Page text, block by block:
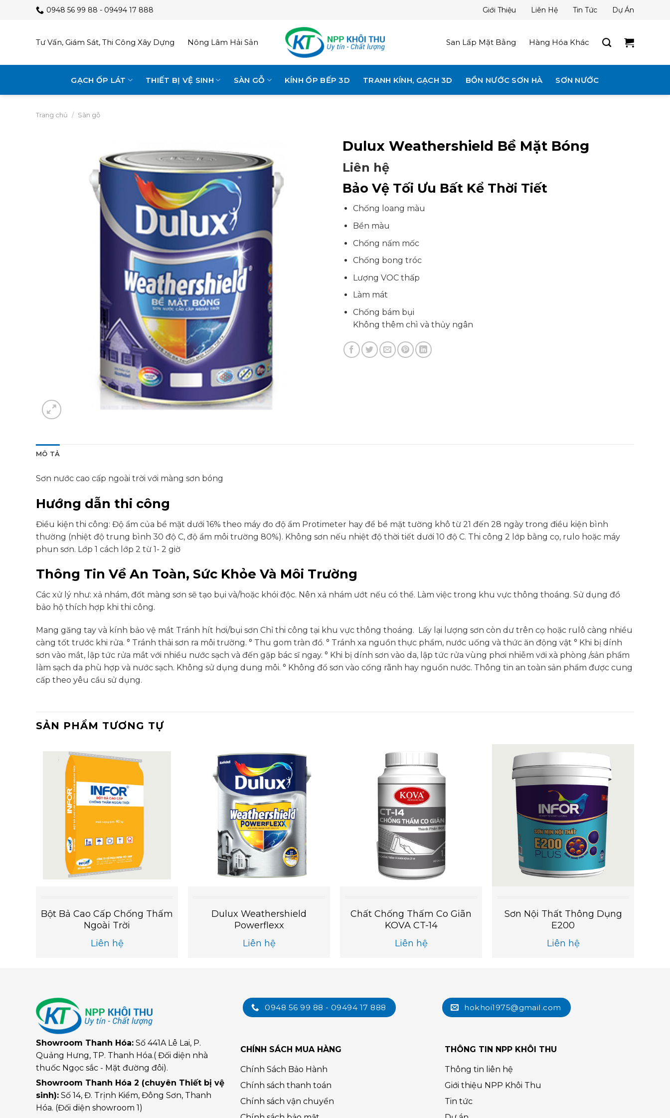
0948 56 99 88 - 09494 17 888 Giới Thiệu Liên Hệ Tin Tức Dự Án
Tư Vấn, Giám Sát, Thi Công Xây Dựng Nông Lâm Hải Sản San Lấp Mặt Bằng Hàng Hóa Khác
GẠCH ỐP LÁT THIẾT BỊ VỆ SINH SÀN GỖ KÍNH ỐP BẾP 3D TRANH KÍNH, GẠCH 3D BỒN NƯỚC SƠN HÀ SƠN NƯỚC
Trang chủ / Sàn gỗ
Dulux Weathershield Bề Mặt Bóng
Liên hệ
Bảo Vệ Tối Ưu Bất Kể Thời Tiết
Chống loang màu
Bền màu
Chống nấm mốc
Chống bong tróc
Lượng VOC thấp
Làm mát
Chống bám bụi
Không thêm chì và thủy ngân
MÔ TẢ
Sơn nước cao cấp ngoài trời với màng sơn bóng
Hướng dẫn thi công
Điều kiện thi công: Độ ẩm của bề mặt dưới 16% theo máy đo độ ẩm Protimeter hay để bề mặt tường khô từ 21 đến 28 ngày trong điều kiện bình
thường (nhiệt độ trung bình 30 độ C, độ ẩm môi trường 80%). Không sơn nếu nhiệt độ thời tiết dưới 10 độ C. Thi công 2 lớp bằng cọ, rulo hoặc máy
phun sơn. Lớp 1 cách lớp 2 từ 1- 2 giờ
Thông Tin Về An Toàn, Sức Khỏe Và Môi Trường
Các xử lý như: xả nhám, đốt màng sơn sẽ tạo bụi và/hoặc khói độc. Nên xả nhám ướt nếu có thể. Làm việc trong khu vực thông thoáng. Sử dụng đồ
bảo hộ thích hợp khi thi công.
Mang găng tay và kính bảo vệ mắt Tránh hít hơi/bụi sơn Chỉ thi công tại khu vực thông thoáng. Lấy lại lượng sơn còn dư trên cọ hoặc rulô càng nhiều
càng tốt trước khi rửa. ° Tránh thải sơn ra môi trường. ° Thu gom tràn đổ. ° Tránh xa nguồn thực phẩm, nước uống và thức ăn động vật ° Khi bị dính
sơn vào mắt, lập tức rửa mắt với nhiều nước sạch và đến gặp bác sĩ ngay. ° Khi bị dính sơn vào da, lập tức rửa vùng phơi nhiễm với xà phòng /sản phẩm
làm sạch da phù hợp và nước sạch. Không sử dụng dung môi. ° Không đổ sơn vào cống rãnh hay nguồn nước. Thông tin an toàn sản phẩm được cung
cấp theo yêu cầu sử dụng.
SẢN PHẨM TƯƠNG TỰ
Bột Bả Cao Cấp Chống Thấm
Ngoài Trời
Liên hệ
Dulux Weathershield
Powerflexx
Liên hệ
Chất Chống Thấm Co Giãn
KOVA CT-14
Liên hệ
Sơn Nội Thất Thông Dụng
E200
Liên hệ
0948 56 99 88 - 09494 17 888 hokhoi1975@gmail.com
Showroom Thanh Hóa: Số 441A Lê Lai, P.
Quảng Hưng, TP. Thanh Hóa.( Đối diện nhà
thuốc Ngọc sắc - Mặt đường đôi).
Showroom Thanh Hóa 2 (chuyên Thiết bị vệ
sinh): Số 14, Đ. Trịnh Kiểm, Đông Sơn, Thanh
Hóa. (Đối diện showroom 1)
CHÍNH SÁCH MUA HÀNG
Chính Sách Bảo Hành
Chính sách thanh toán
Chính sách vận chuyển
THÔNG TIN NPP KHÔI THU
Thông tin liên hệ
Giới thiệu NPP Khôi Thu
Tin tức